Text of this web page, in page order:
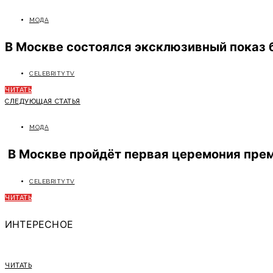
МОДА
В Москве состоялся эксклюзивный показ
CELEBRITYTV
ЧИТАТЬ
СЛЕДУЮЩАЯ СТАТЬЯ
МОДА
В Москве пройдёт первая церемония
CELEBRITYTV
ЧИТАТЬ
ИНТЕРЕСНОЕ
ЧИТАТЬ